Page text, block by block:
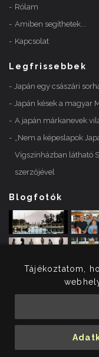
Tájékoztatom,
Rólam
Amiben segíthetek...
Kapcsolat
Legfrissebbek
Japán egy császári
Japán kések a magyar
A japán márkanevek
„Nem a képeslapok
Vígszínházban látható
szerzőjével
Blogfotók
© 2026 Merényi